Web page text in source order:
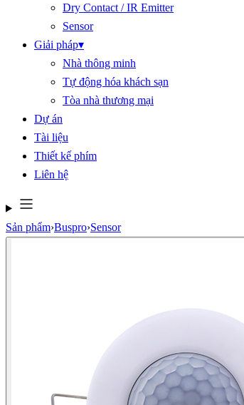
Dry Contact / IR Emitter
Sensor
Giải pháp▾
Nhà thông minh
Tự động hóa khách sạn
Tòa nhà thương mại
Dự án
Tài liệu
Thiết kế phím
Liên hệ
Sản phẩm›Buspro›Sensor